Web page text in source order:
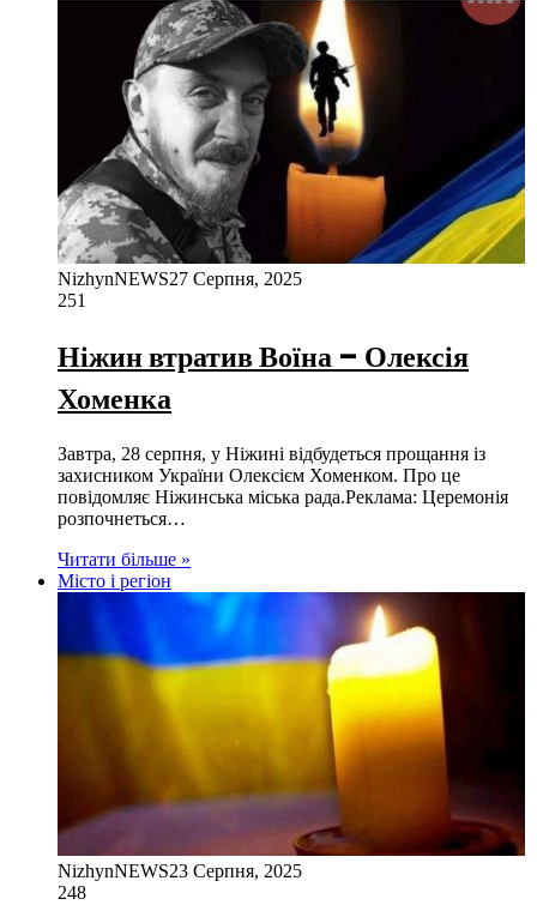
NizhynNEWS27 Серпня, 2025
251
Ніжин втратив Воїна – Олексія
Хоменка
Завтра, 28 серпня, у Ніжині відбудеться прощання із
захисником України Олексієм Хоменком. Про це
повідомляє Ніжинська міська рада.Реклама: Церемонія
розпочнеться…
Читати більше »
Місто і регіон
NizhynNEWS23 Серпня, 2025
248